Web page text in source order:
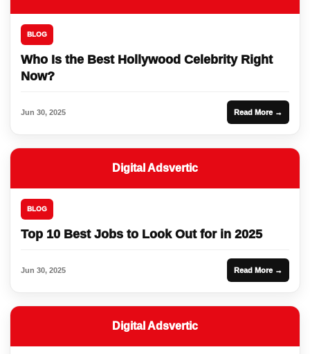
BLOG
Who Is the Best Hollywood Celebrity Right
Now?
Jun 30, 2025 Read More →
Digital Adsvertic
BLOG
Top 10 Best Jobs to Look Out for in 2025
Jun 30, 2025 Read More →
Digital Adsvertic